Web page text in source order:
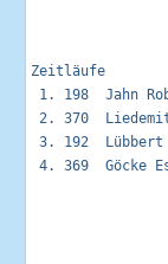
1. 198  Jahn
2. 370
3. 192
4. 369